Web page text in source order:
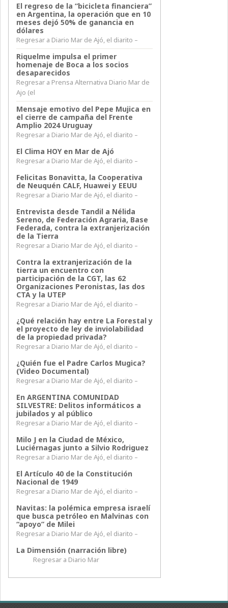
El regreso de la “bicicleta financiera”
en Argentina, la operación que en 10
meses dejó 50% de ganancia en
dólares
Regresar a Diario Mar de Ajó, el diarito –
Riquelme impulsa el primer
homenaje de Boca a los socios
desaparecidos
Regresar a Prensa Alternativa Diario Mar de
Ajo (el
Mensaje emotivo del Pepe Mujica en
el cierre de campaña del Frente
Amplio 2024 Uruguay
Regresar a Diario Mar de Ajó, el diarito –
El Clima HOY en Mar de Ajó
Regresar a Diario Mar de Ajó, el diarito –
Felicitas Bonavitta, la Cooperativa
de Neuquén CALF, Huawei y EEUU
Regresar a Diario Mar de Ajó, el diarito –
Entrevista desde Tandil a Nélida
Sereno, de Federación Agraria, Base
Federada, contra la extranjerización
de la Tierra
Regresar a Diario Mar de Ajó, el diarito –
Contra la extranjerización de la
tierra un encuentro con
participación de la CGT, las 62
Organizaciones Peronistas, las dos
CTA y la UTEP
Regresar a Diario Mar de Ajó, el diarito –
¿Qué relación hay entre La Forestal y
el proyecto de ley de inviolabilidad
de la propiedad privada?
Regresar a Diario Mar de Ajó, el diarito –
¿Quién fue el Padre Carlos Mugica?
(Video Documental)
Regresar a Diario Mar de Ajó, el diarito –
En ARGENTINA COMUNIDAD
SILVESTRE: Delitos informáticos a
jubilados y al público
Regresar a Diario Mar de Ajó, el diarito –
Milo J en la Ciudad de México,
Luciérnagas junto a Silvio Rodriguez
Regresar a Diario Mar de Ajó, el diarito –
El Artículo 40 de la Constitución
Nacional de 1949
Regresar a Diario Mar de Ajó, el diarito –
Navitas: la polémica empresa israelí
que busca petróleo en Malvinas con
“apoyo” de Milei
Regresar a Diario Mar de Ajó, el diarito –
La Dimensión (narración libre)
Regresar a Diario Mar